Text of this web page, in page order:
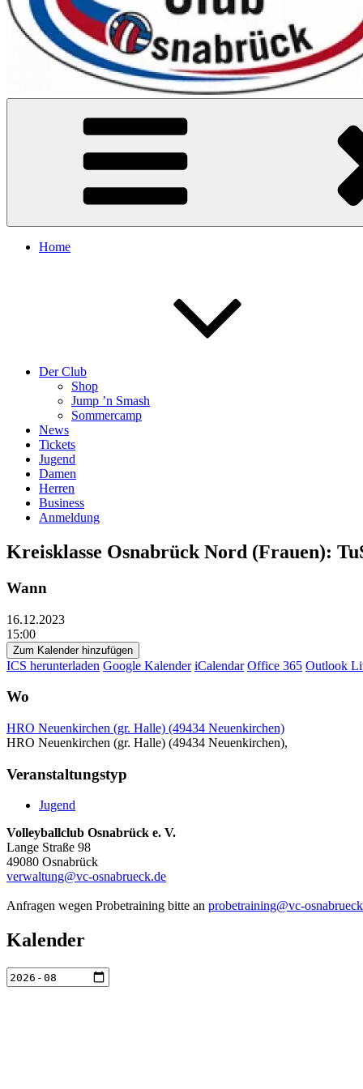
VC Osnabrück
Home
Der Club
Shop
Jump ’n Smash
Sommercamp
News
Tickets
Jugend
Damen
Herren
Business
Anmeldung
Kreisklasse Osnabrück Nord (Frauen):
Wann
16.12.2023
15:00
Zum Kalender hinzufügen
ICS herunterladen Google Kalender iCalendar Office 365 Outlook
Wo
HRO Neuenkirchen (gr. Halle) (49434 Neuenkirchen)
HRO Neuenkirchen (gr. Halle) (49434 Neuenkirchen),
Veranstaltungstyp
Jugend
Volleyballclub Osnabrück e. V.
Lange Straße 98
49080 Osnabrück
verwaltung@vc-osnabrueck.de
Anfragen wegen Probetraining bitte an probetraining@vc-
Kalender